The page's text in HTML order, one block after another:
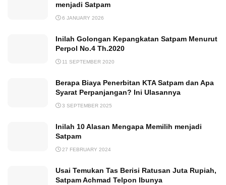
menjadi Satpam
6 JANUARY 2026
Inilah Golongan Kepangkatan Satpam Menurut
Perpol No.4 Th.2020
11 SEPTEMBER 2020
Berapa Biaya Penerbitan KTA Satpam dan Apa
Syarat Perpanjangan? Ini Ulasannya
3 SEPTEMBER 2025
Inilah 10 Alasan Mengapa Memilih menjadi
Satpam
27 FEBRUARY 2024
Usai Temukan Tas Berisi Ratusan Juta Rupiah,
Satpam Achmad Telpon Ibunya